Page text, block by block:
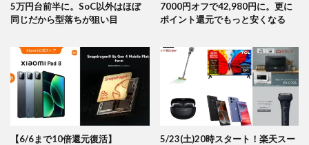
5万円台前半に。SoC以外はほぼ
同じだから型落ちが狙い目
7000円オフで42,980円に。更に
ポイント還元でもっと安くなる
【6/6まで10倍還元復活】
5/23(土)20時スタート！楽天スー